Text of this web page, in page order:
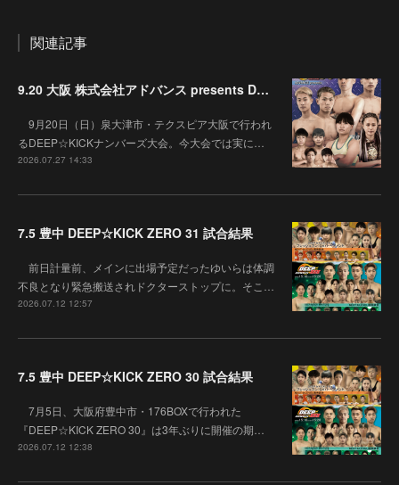
関連記事
9.20 大阪 株式会社アドバンス presents DEEP☆KICK 79･80 7月の準決勝を勝ち抜いた6名による-53kg･-65kg･QUEEN-46kgと3つの王座決定戦の開催が決定！
9月20日（日）泉大津市・テクスピア大阪で行われ
るDEEP☆KICKナンバーズ大会。今大会では実に…
2026.07.27 14:33
7.5 豊中 DEEP☆KICK ZERO 31 試合結果
前日計量前、メインに出場予定だったゆいらは体調
不良となり緊急搬送されドクターストップに。そこ…
2026.07.12 12:57
7.5 豊中 DEEP☆KICK ZERO 30 試合結果
7月5日、大阪府豊中市・176BOXで行われた
『DEEP☆KICK ZERO 30』は3年ぶりに開催の期…
2026.07.12 12:38